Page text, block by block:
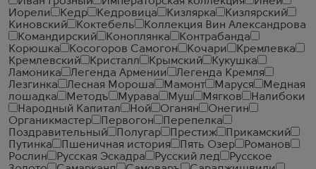
Иорели
Кедр Кедровица Кизлярка
Кизлярский
Киновский
Коктебель
Коллекция Вин Александрова
Командирский
Коноплянка
Контрабанда
Корюшка
Косогоров Самогон Кочари
Кремлевка
Кремлевский
Кристалл Крымский
Кукушка
Ламоника
Легенда Армении
Легенда Кремля
Лезгинка
Лесная Мороша Мамонт Маруся
Медная
лошадка
Методъ Мурава Муш Мягков
Налибоки
Народный Капитал
Ной Оганян
Онегин
Органикмастер
Первогон
Перепелка
Поздравительный
Полугар Престиж
Прикамский
Путинка
Пшеничная история Пять Озер
Романов
Рослин
Русская Эскадра Русский лед
Русское